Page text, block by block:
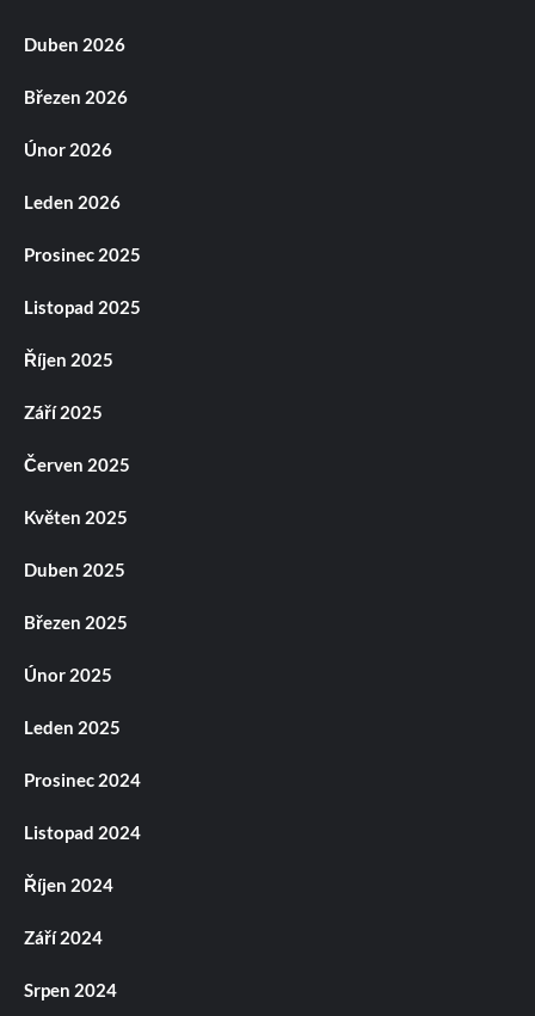
Duben 2026
Březen 2026
Únor 2026
Leden 2026
Prosinec 2025
Listopad 2025
Říjen 2025
Září 2025
Červen 2025
Květen 2025
Duben 2025
Březen 2025
Únor 2025
Leden 2025
Prosinec 2024
Listopad 2024
Říjen 2024
Září 2024
Srpen 2024